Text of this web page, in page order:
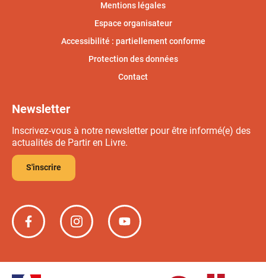
Mentions légales
Espace organisateur
Accessibilité : partiellement conforme
Protection des données
Contact
Newsletter
Inscrivez-vous à notre newsletter pour être informé(e) des
actualités de Partir en Livre.
S'inscrire
Partir
en
sur
Facebook
Partir
en
sur
Partir
en
sur